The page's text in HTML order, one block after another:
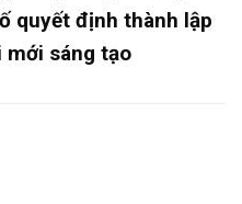
quyết định thành lập
mới sáng tạo